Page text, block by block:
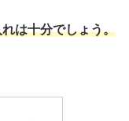
は十分でしょう。